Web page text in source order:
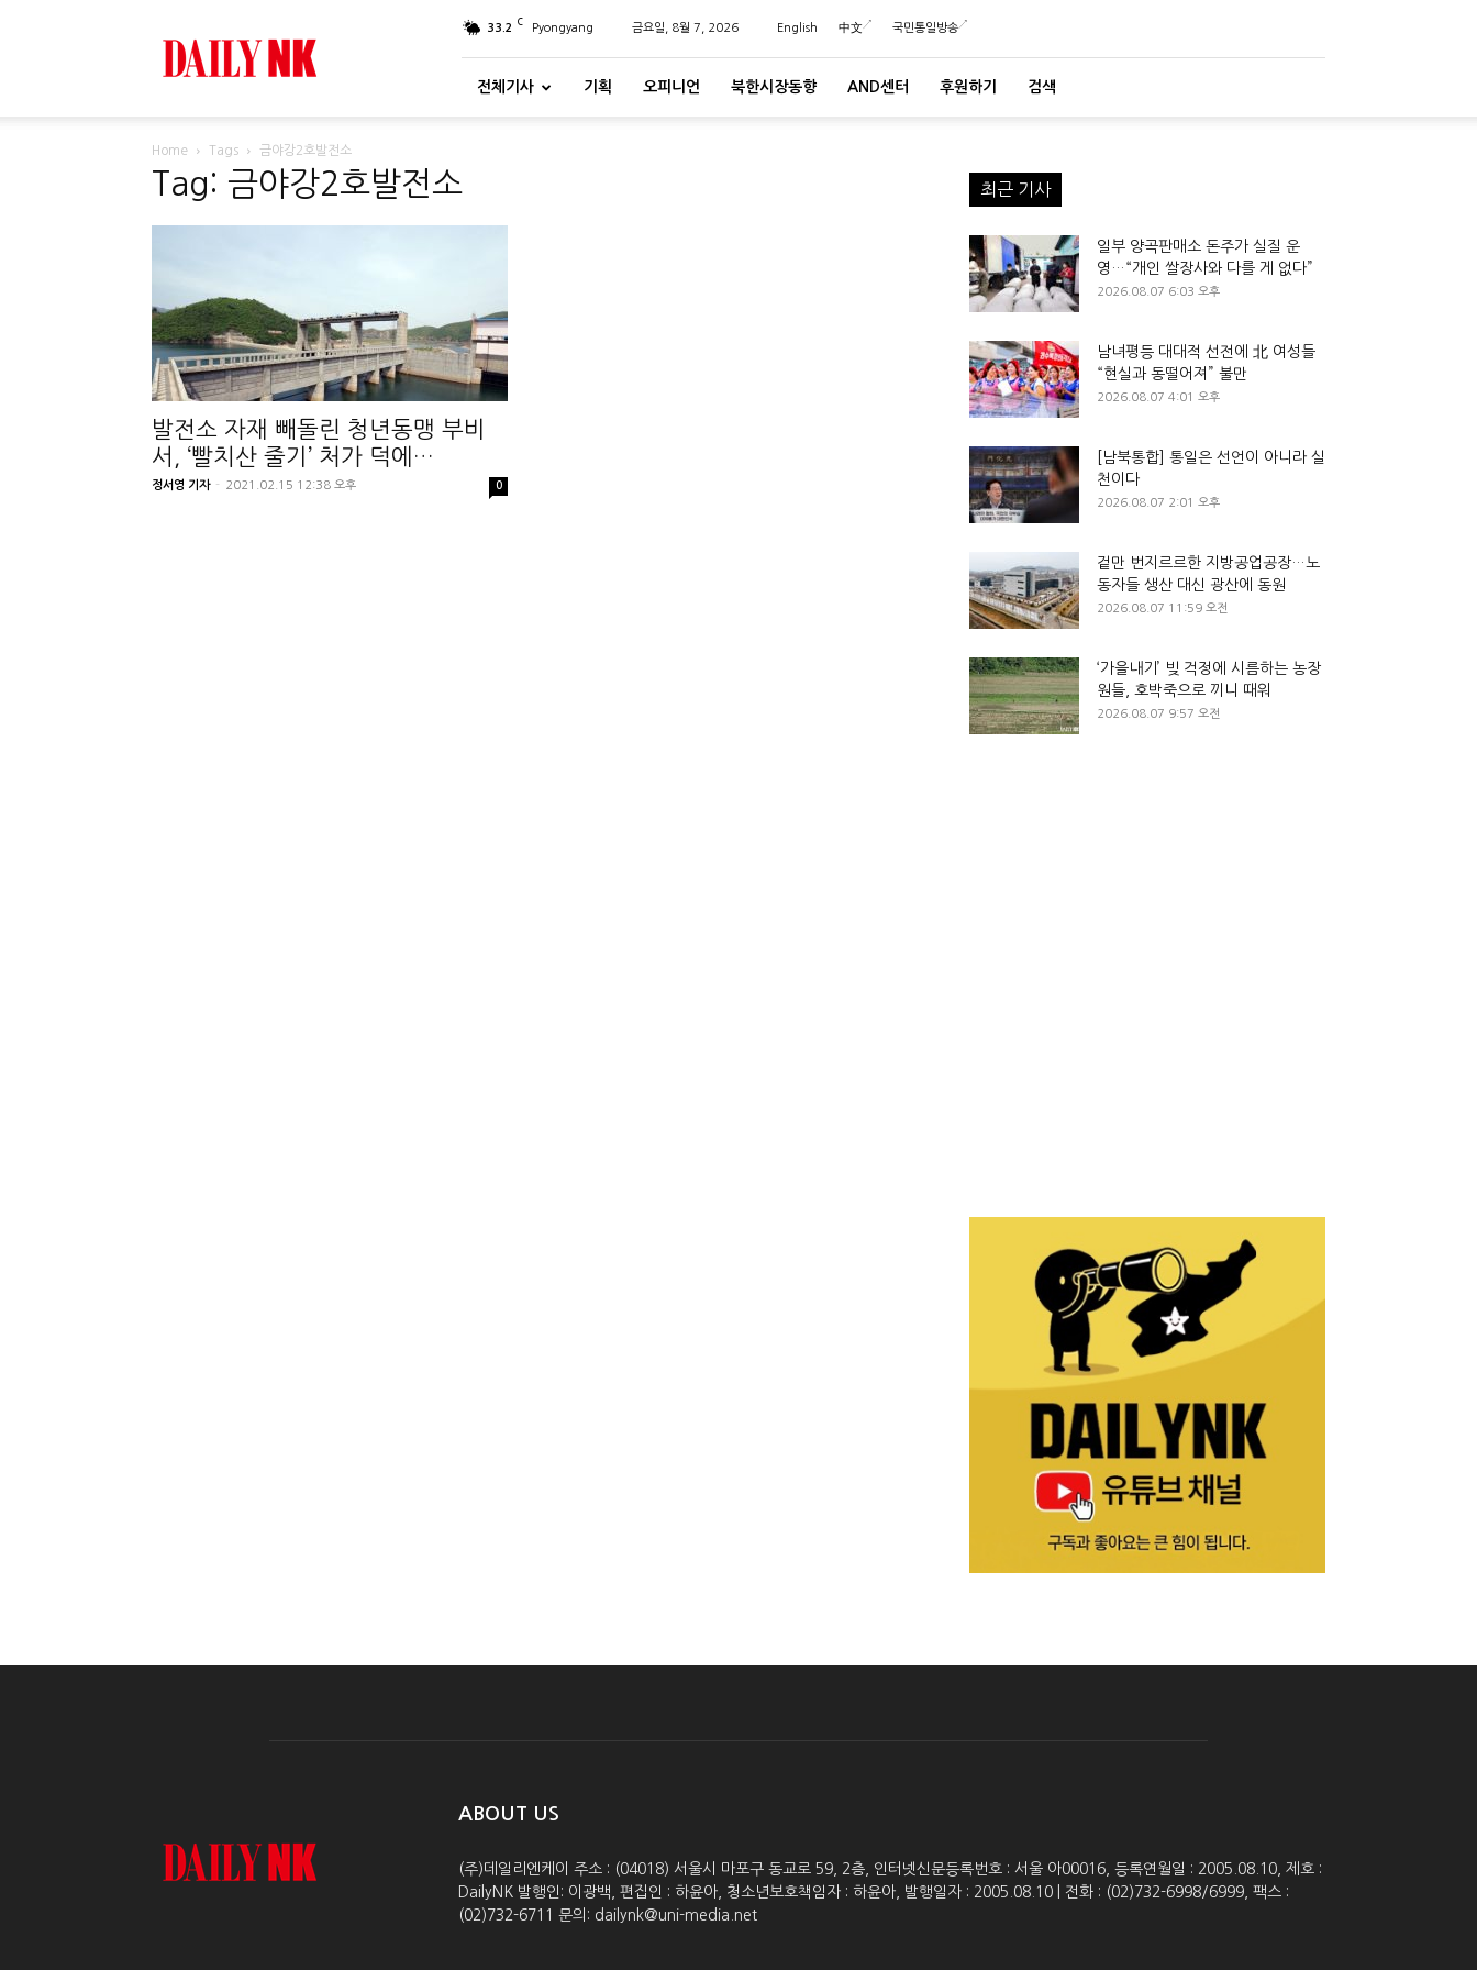
33.2 C Pyongyang 금요일, 8월 7, 2026 English 中文 국민통일방송
전체기사 기획 오피니언 북한시장동향 AND센터 후원하기 검색
Home Tags 금야강2호발전소
Tag: 금야강2호발전소
발전소 자재 빼돌린 청년동맹 부비
서, ‘빨치산 줄기’ 처가 덕에…
정서영 기자 - 2021.02.15 12:38 오후 0
최근 기사
일부 양곡판매소 돈주가 실질 운
영…“개인 쌀장사와 다를 게 없다”
2026.08.07 6:03 오후
남녀평등 대대적 선전에 北 여성들
“현실과 동떨어져” 불만
2026.08.07 4:01 오후
[남북통합] 통일은 선언이 아니라 실
천이다
2026.08.07 2:01 오후
겉만 번지르르한 지방공업공장…노
동자들 생산 대신 광산에 동원
2026.08.07 11:59 오전
‘가을내기’ 빚 걱정에 시름하는 농장
원들, 호박죽으로 끼니 때워
2026.08.07 9:57 오전
ABOUT US
(주)데일리엔케이 주소 : (04018) 서울시 마포구 동교로 59, 2층, 인터넷신문등록번호 : 서울 아00016, 등록연월일 : 2005.08.10, 제호 :
DailyNK 발행인: 이광백, 편집인 : 하윤아, 청소년보호책임자 : 하윤아, 발행일자 : 2005.08.10 | 전화 : (02)732-6998/6999, 팩스 :
(02)732-6711 문의: dailynk@uni-media.net